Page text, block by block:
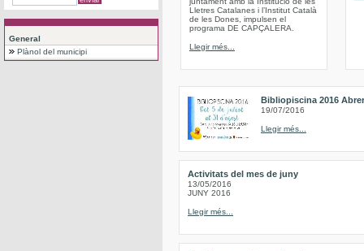
General
Plànol del municipi
Lletres Catalanes i l’Institut Català
de les Dones, impulsen el
programa DE CAPÇALERA.
Llegir més...
Bibliopiscina 2016
19/07/2016
Llegir més...
Activitats del mes de juny
13/05/2016
JUNY 2016
Llegir més...